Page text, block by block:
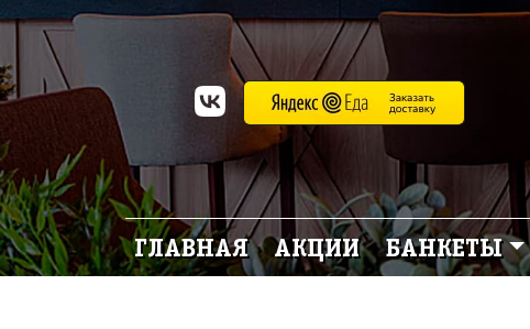
ГЛАВНАЯ АКЦИИ БАНКЕТЫ